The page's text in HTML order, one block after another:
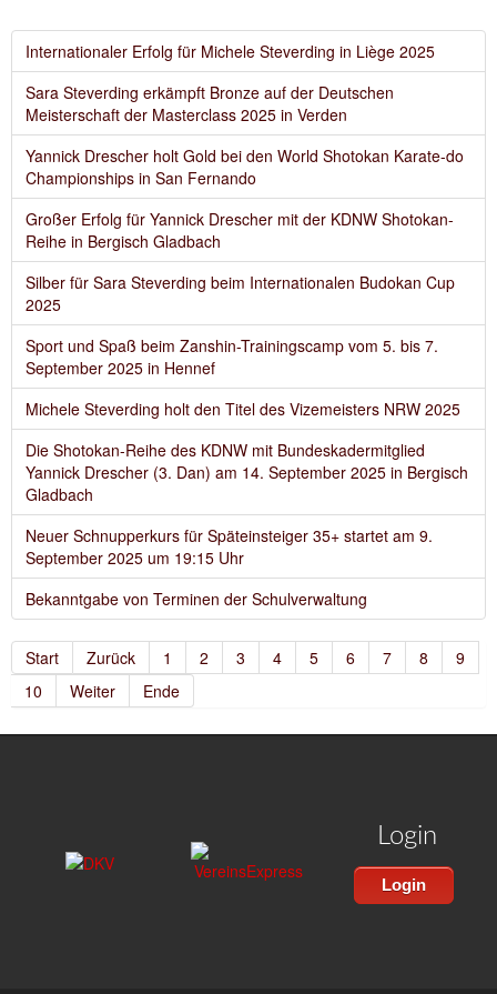
Internationaler Erfolg für Michele Steverding in Liège 2025
Sara Steverding erkämpft Bronze auf der Deutschen
Meisterschaft der Masterclass 2025 in Verden
Yannick Drescher holt Gold bei den World Shotokan Karate-do
Championships in San Fernando
Großer Erfolg für Yannick Drescher mit der KDNW Shotokan-
Reihe in Bergisch Gladbach
Silber für Sara Steverding beim Internationalen Budokan Cup
2025
Sport und Spaß beim Zanshin-Trainingscamp vom 5. bis 7.
September 2025 in Hennef
Michele Steverding holt den Titel des Vizemeisters NRW 2025
Die Shotokan-Reihe des KDNW mit Bundeskadermitglied
Yannick Drescher (3. Dan) am 14. September 2025 in Bergisch
Gladbach
Neuer Schnupperkurs für Späteinsteiger 35+ startet am 9.
September 2025 um 19:15 Uhr
Bekanntgabe von Terminen der Schulverwaltung
Start Zurück 1 2 3 4 5 6 7 8
9
10
Weiter Ende
Login
Login